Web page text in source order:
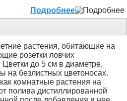
Подробнее
растения, обитающие на
розетки ловчих
до 5 см в диаметре,
на безлистных цветоносах.
комнатные растения на
полива дистиллированной